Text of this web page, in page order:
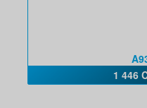
1 446